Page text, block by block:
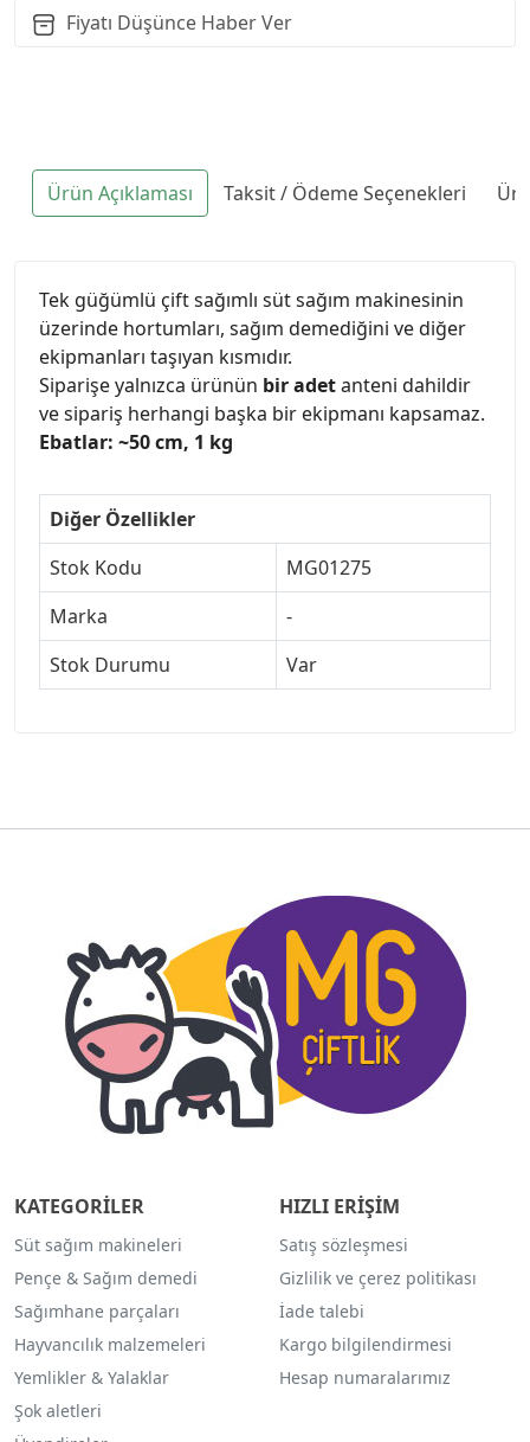
Fiyatı Düşünce Haber Ver
Ürün Açıklaması Taksit / Ödeme Seçenekleri
Tek güğümlü çift sağımlı süt sağım makinesinin
üzerinde hortumları, sağım demediğini ve diğer
ekipmanları taşıyan kısmıdır.
Siparişe yalnızca ürünün bir adetanteni dahildir
ve sipariş herhangi başka bir ekipmanı kapsamaz.
Ebatlar: ~50 cm, 1 kg
Diğer Özellikler
Stok Kodu
MG01275
Marka
-
Stok Durumu
Var
KATEGORİLER
Süt sağım makineleri
Pençe & Sağım demedi
Sağımhane parçaları
Hayvancılık malzemeleri
Yemlikler & Yalaklar
Şok aletleri
HIZLI ERİŞİM
Satış sözleşmesi
Gizlilik ve çerez politikası
İade talebi
Kargo bilgilendirmesi
Hesap numaralarımız